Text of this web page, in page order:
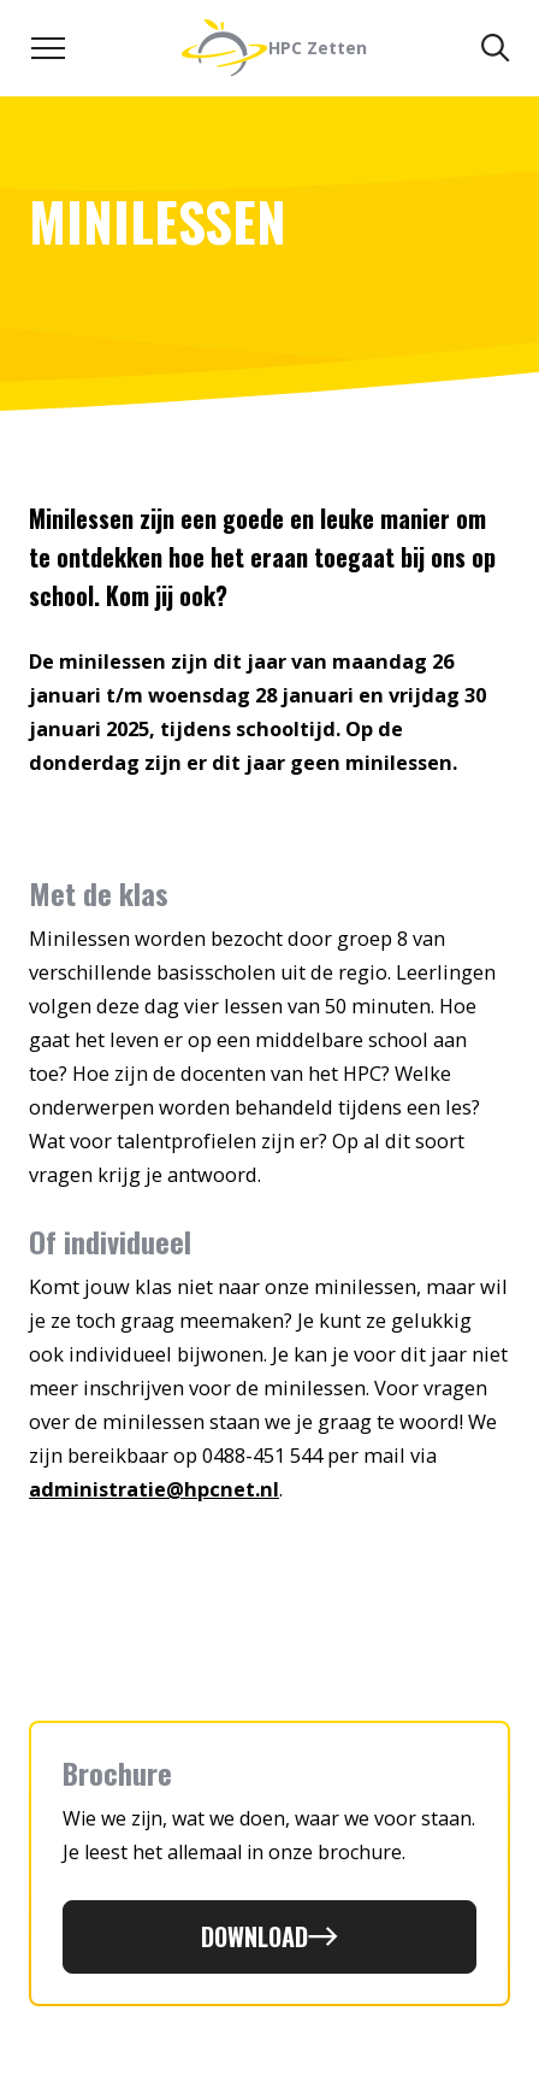
HPC Zetten
MINILESSEN
Minilessen zijn een goede en leuke manier om
te ontdekken hoe het eraan toegaat bij ons op
school. Kom jij ook?
De minilessen zijn dit jaar van maandag 26
januari t/m woensdag 28 januari en vrijdag 30
januari 2025, tijdens schooltijd. Op de
donderdag zijn er dit jaar geen minilessen.
Met de klas
Minilessen worden bezocht door groep 8 van
verschillende basisscholen uit de regio. Leerlingen
volgen deze dag vier lessen van 50 minuten. Hoe
gaat het leven er op een middelbare school aan
toe? Hoe zijn de docenten van het HPC? Welke
onderwerpen worden behandeld tijdens een les?
Wat voor talentprofielen zijn er? Op al dit soort
vragen krijg je antwoord.
Of individueel
Komt jouw klas niet naar onze minilessen, maar wil
je ze toch graag meemaken? Je kunt ze gelukkig
ook individueel bijwonen. Je kan je voor dit jaar niet
meer inschrijven voor de minilessen. Voor vragen
over de minilessen staan we je graag te woord! We
zijn bereikbaar op 0488-451 544 per mail via
administratie@hpcnet.nl.
Brochure
Wie we zijn, wat we doen, waar we voor staan.
Je leest het allemaal in onze brochure.
DOWNLOAD